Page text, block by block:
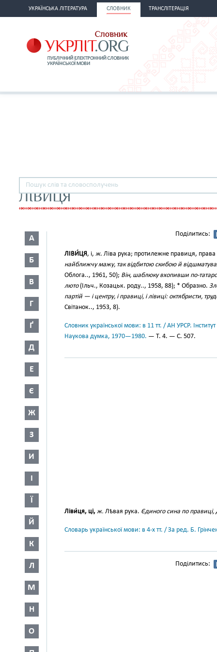
УКРАЇНСЬКА ЛІТЕРАТУРА СЛОВНИК ТРАНСЛІТЕРАЦІЯ
ЛІВИЦЯ
А
Б
В
Г
Ґ
Д
Е
Є
Ж
З
И
І
Ї
Й
К
Л
М
Н
О
Поділитись:
ЛІВИ́ЦЯ, і, ж. Ліва рука; протилежне правиця,
найближчу мажу, так відбитою скибою й
Облога.., 1961, 50); Він, шаблюку вхопивши по-
люто(Ільч., Козацьк. роду.., 1958, 88); * Образно.
партій — і центру, і правиці, і лівиці: октябристи,
Світанок.., 1953, 8).
Словник української мови: в 11 тт. / АН УРСР.
Наукова думка, 1970—1980. — Т. 4. — С. 507.
Ліви́ця, ці, ж. Лѣвая рука. Єдиного сина по правиці,
Словарь української мови: в 4-х тт. / За ред. Б.
Поділитись: